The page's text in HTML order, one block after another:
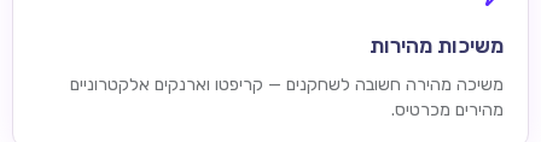
משיכות מהירות
משיכה מהירה חשובה לשחקנים — קריפטו וארנקים אלקטרוניים
מהירים מכרטיס.